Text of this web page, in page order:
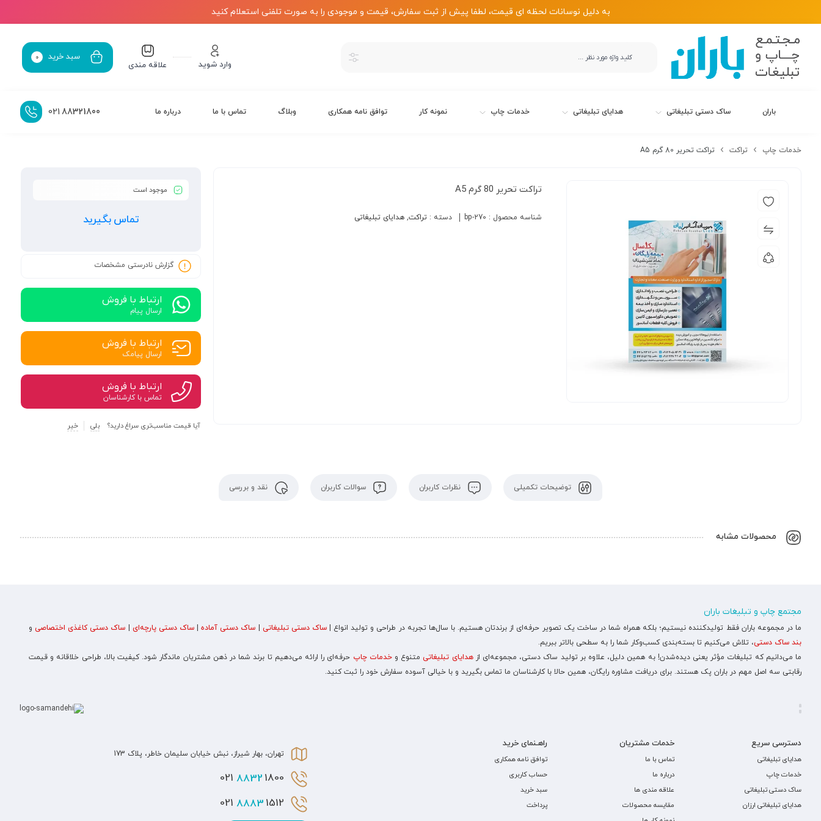
به دلیل نوسانات لحظه ای قیمت، لطفا پیش از ثبت سفارش، قیمت و موجودی را به صورت تلفنی استعلام کنید
وارد شوید علاقه مندی
سبد خرید 0
باران ساک دستی تبلیغاتی هدایای تبلیغاتی خدمات چاپ نمونه کار توافق نامه همکاری وبلاگ تماس با ما درباره ما 88321800
021
خدمات چاپ تراکت تراکت تحریر 80 گرم A5
تراکت تحریر 80 گرم A5
شناسه محصول : bp-270 دسته : تراکت, هدایای تبلیغاتی
موجود است
تماس بگیرید
گزارش نادرستی مشخصات
ارتباط با فروش
ارسال پیام
ارتباط با فروش
ارسال پیامک
ارتباط با فروش
تماس با کارشناسان
آیا قیمت مناسب‌تری سراغ دارید؟ بلی خیر
توضیحات تکمیلی نظرات کاربران سوالات کاربران نقد و بررسی
محصولات مشابه
مجتمع چاپ و تبلیغات باران
ما در مجموعه باران فقط تولیدکننده نیستیم؛ بلکه همراه شما در ساخت یک تصویر حرفه‌ای از برندتان هستیم. با سال‌ها تجربه در طراحی و تولید انواع |ساک دستی تبلیغاتی ساک دستی آماده|ساک دستی پارچه‌ای ساک دستی کاغذی اختصاصیو
بند ساک دستی، تلاش می‌کنیم تا بسته‌بندی کسب‌وکار شما را به سطحی بالاتر ببریم.
ما می‌دانیم که تبلیغات مؤثر یعنی دیده‌شدن! به همین دلیل، علاوه بر تولید ساک دستی، مجموعه‌ای ازهدایای تبلیغاتیمتنوع وخدمات چاپ حرفه‌ای را ارائه می‌دهیم تا برند شما در ذهن مشتریان ماندگار شود. کیفیت بالا، طراحی خلاقانه و قیمت
رقابتی سه اصل مهم در باران پک هستند. برای دریافت مشاوره رایگان، همین حالا با کارشناسان ما تماس بگیرید و با خیالی آسوده سفارش خود را ثبت کنید.
دسترسی سریع
هدایای تبلیغاتی
خدمات چاپ
ساک دستی تبلیغاتی
هدایای تبلیغاتی ارزان
خدمات مشتریان
تماس با ما
درباره ما
علاقه مندی ها
مقایسه محصولات
راهـنمای خرید
توافق نامه همکاری
حساب کاربری
سبد خرید
پرداخت
تهران، بهار شیراز، نبش خیابان سلیمان خاطر، پلاک 173
8832 1800 021
8883 1512 021